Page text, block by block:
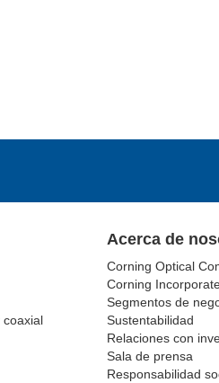
coaxial
Acerca de
Corning Optical
Corning
Segmentos de
Sustentabilidad
Relaciones con
Sala de prensa
Responsabilidad